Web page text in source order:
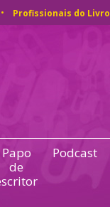
Profissionais do Livro
Papo
de
Podcast